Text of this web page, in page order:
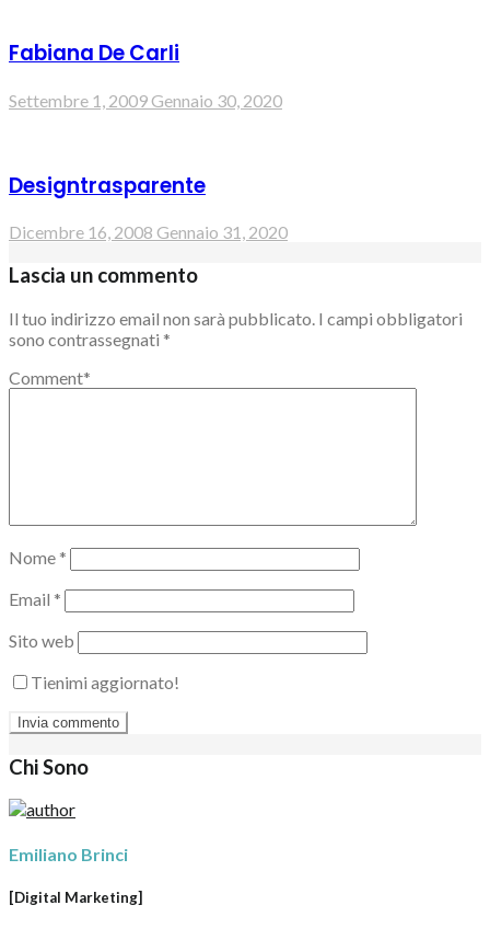
Fabiana De Carli
Settembre 1, 2009Gennaio 30, 2020
Designtrasparente
Dicembre 16, 2008 Gennaio 31, 2020
Lascia un commento
Il tuo indirizzo email non sarà pubblicato. I campi obbligatori
sono contrassegnati *
Comment*
Nome *
Email *
Sito web
Tienimi aggiornato!
Chi Sono
Emiliano Brinci
[Digital Marketing]